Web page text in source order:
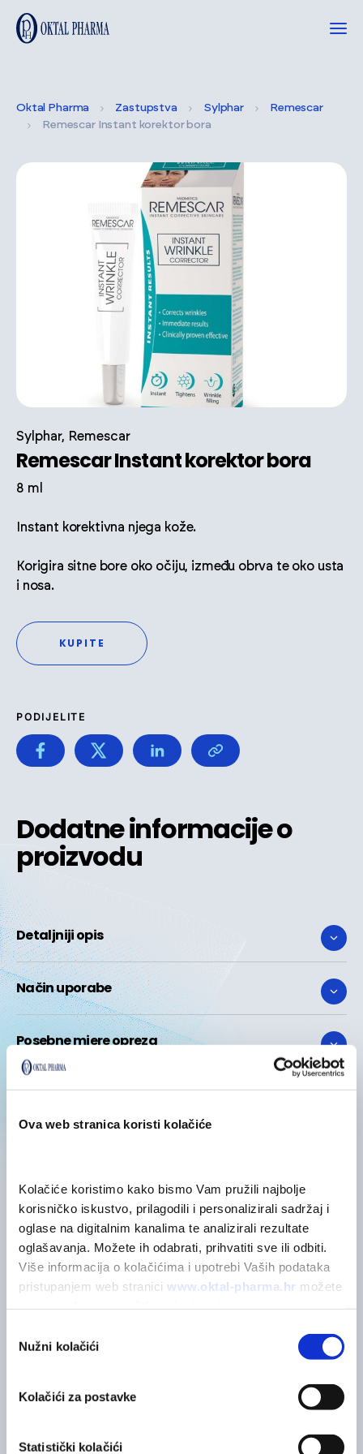
Ova web stranica koristi kolačiće
Kolačiće koristimo kako bismo Vam pružili najbolje
korisničko iskustvo, prilagodili i personalizirali sadržaj i
oglase na digitalnim kanalima te analizirali rezultate
oglašavanja. Možete ih odabrati, prihvatiti sve ili odbiti.
Više informacija o kolačićima i upotrebi Vaših podataka
pristupanjem web stranici www.oktal-pharma.hr možete
pristanka
Nužni kolačići
Kolačići za postavke
Statistički kolačići
Oktal Pharma Zastupstva Sylphar
Remescar
Remescar Instant korektor bora
Sylphar, Remescar
Remescar Instant korektor bora
8 ml
Instant korektivna njega kože.
Korigira sitne bore oko očiju, između obrva te oko usta
i nosa.
KUPITE
PODIJELITE
Detaljniji opis
Način uporabe
Posebne mjere opreza
Sastojci
Dodatne informacije o
proizvodu
POVEZANI PROIZVODI
Možda će vas zanimati